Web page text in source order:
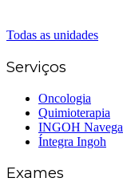
Todas as unidades
Serviços
Oncologia
Quimioterapia
INGOH Navega
Íntegra Ingoh
Exames